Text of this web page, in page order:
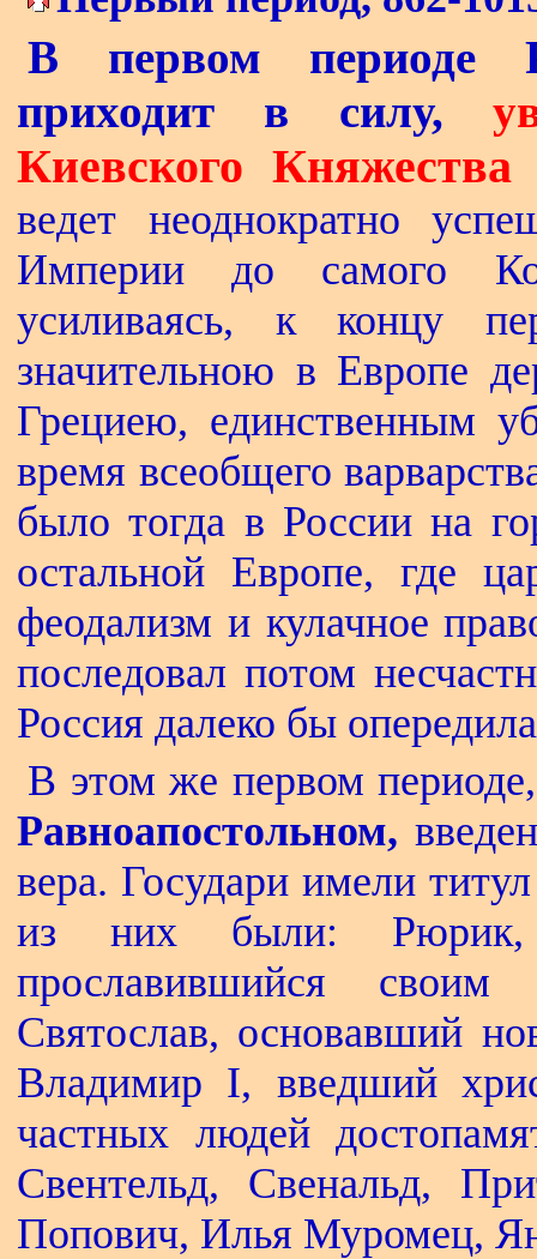
В первом периоде
приходит в силу,
Киевского Княжества
ведет неоднократно
Империи до самого
усиливаясь, к концу
значительною в Европе
Грециею, единственным
время всеобщего
было тогда в России на
остальной Европе, где
феодализм и кулачное
последовал потом
Россия далеко бы
В этом же первом
Равноапостольном,
вера. Государи имели
из них были: Рюрик,
прославившийся
Святослав, основавший
Владимир I, введший
частных людей
Свентельд, Свенальд,
Попович, Илья Муромец,